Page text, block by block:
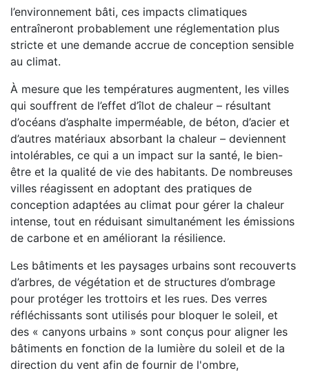
l’environnement bâti, ces impacts climatiques
entraîneront probablement une réglementation plus
stricte et une demande accrue de conception sensible
au climat.
À mesure que les températures augmentent, les villes
qui souffrent de l’effet d’îlot de chaleur – résultant
d’océans d’asphalte imperméable, de béton, d’acier et
d’autres matériaux absorbant la chaleur – deviennent
intolérables, ce qui a un impact sur la santé, le bien-
être et la qualité de vie des habitants. De nombreuses
villes réagissent en adoptant des pratiques de
conception adaptées au climat pour gérer la chaleur
intense, tout en réduisant simultanément les émissions
de carbone et en améliorant la résilience.
Les bâtiments et les paysages urbains sont recouverts
d’arbres, de végétation et de structures d’ombrage
pour protéger les trottoirs et les rues. Des verres
réfléchissants sont utilisés pour bloquer le soleil, et
des « canyons urbains » sont conçus pour aligner les
bâtiments en fonction de la lumière du soleil et de la
direction du vent afin de fournir de l'ombre,